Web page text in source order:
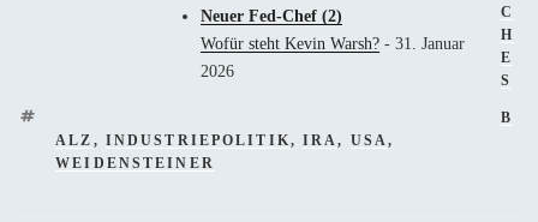
Neuer Fed-Chef (2)
Wofür steht Kevin Warsh?- 31. Januar
2026
C
H
E
S
B
ALZ , INDUSTRIEPOLITIK,IRA, USA,
WEIDENSTEINER